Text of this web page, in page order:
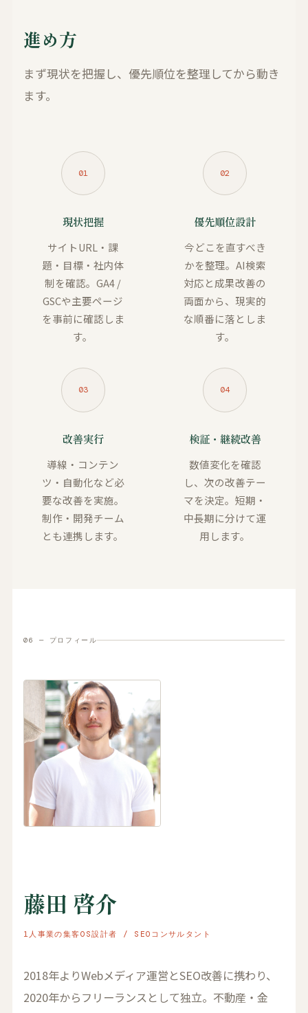
進め方
まず現状を把握し、優先順位を整理してから動き
ます。
01
現状把握
サイトURL・課
題・目標・社内体
制を確認。GA4 /
GSCや主要ページ
を事前に確認しま
す。
02
優先順位設計
今どこを直すべき
かを整理。AI検索
対応と成果改善の
両面から、現実的
な順番に落としま
す。
03
改善実行
導線・コンテン
ツ・自動化など必
要な改善を実施。
制作・開発チーム
とも連携します。
04
検証・継続改善
数値変化を確認
し、次の改善テー
マを決定。短期・
中長期に分けて運
用します。
06 — プロフィール
藤田 啓介
1人事業の集客OS設計者 / SEOコンサルタント
2018年よりWebメディア運営とSEO改善に携わり、
2020年からフリーランスとして独立。不動産・金